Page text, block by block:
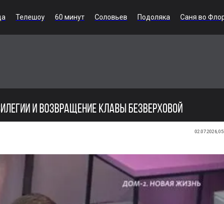
Телешоу 60 минут Соловьев Подоляка Саня во
И ВОЗВРАЩЕНИЕ КЛАВЫ БЕЗВЕРХОВОЙ
02.07.2026,